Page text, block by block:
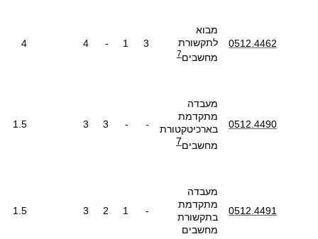
0512.4462
מבוא
לתקשורת
מחשבים7
3
1
-
4
4
0512.4490
מעבדה
מתקדמת
בארכיטקטורת
מחשבים7
-
-
3
3
1.5
0512.4491
מעבדה
מתקדמת
בתקשורת
מחשבים
-
1
2
3
1.5